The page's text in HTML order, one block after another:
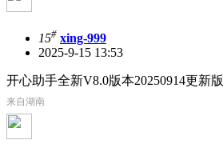
15# xing-999
2025-9-15 13:53
开心助手全新V8.0版本20250914更新版
来自湖南